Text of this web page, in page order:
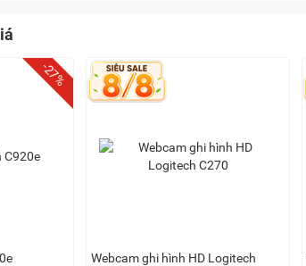
-27%
Webcam ghi hình HD Logitech